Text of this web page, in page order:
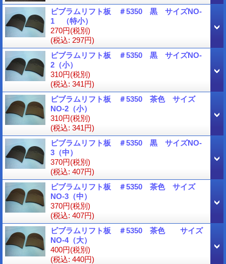
ビブラムリフト板 ＃5350 黒 サイズNO-
1 （特小）
270円(税別)
(税込: 297円)
ビブラムリフト板 ＃5350 黒 サイズNO-
2（小）
310円(税別)
(税込: 341円)
ビブラムリフト板 ＃5350 茶色 サイズ
NO-2（小）
310円(税別)
(税込: 341円)
ビブラムリフト板 ＃5350 黒 サイズNO-
3（中）
370円(税別)
(税込: 407円)
ビブラムリフト板 ＃5350 茶色 サイズ
NO-3（中）
370円(税別)
(税込: 407円)
ビブラムリフト板 ＃5350 茶色 サイズ
NO-4（大）
400円(税別)
(税込: 440円)